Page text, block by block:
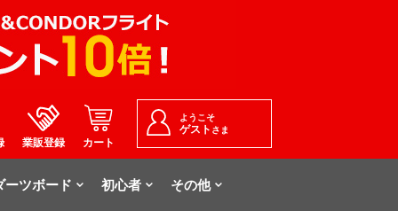
業販登録 カート
ようこそ
ゲスト さま
ーツボード 初心者 その他